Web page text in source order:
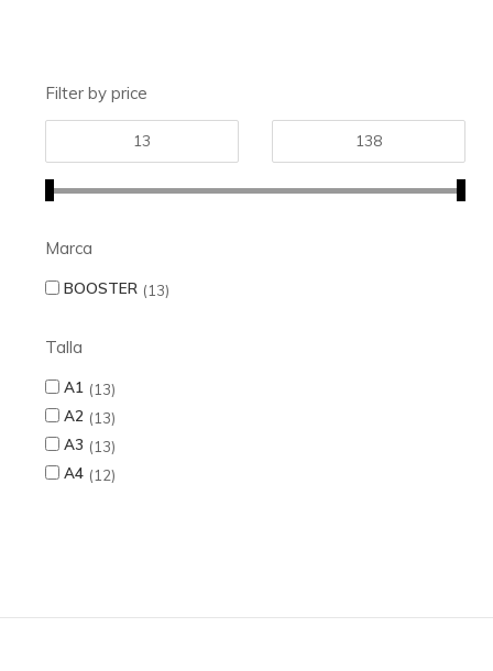
Filter by price
Marca
BOOSTER 13
Talla
A1
13
A2
13
A3
13
A4
12